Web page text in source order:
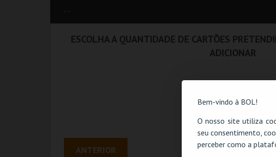
Bem-vindo à BOL!
O nosso site utiliza
seu consentimento,
perceber como a
- -
ESCOLHA A QUANTIDADE DE CARTÕES
ADICIONAR
ANTERIOR Não foi possível